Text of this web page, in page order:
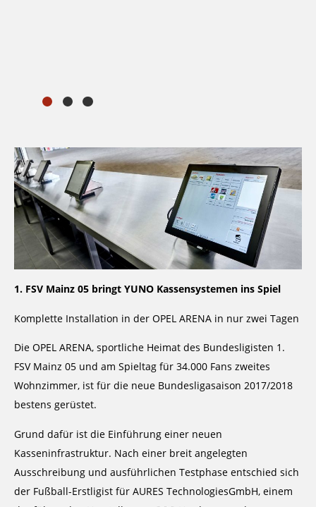
1. FSV Mainz 05 bringt YUNO Kassensystemen ins Spiel
Komplette Installation in der OPEL ARENA in nur zwei Tagen
Die OPEL ARENA, sportliche Heimat des Bundesligisten 1.
FSV Mainz 05 und am Spieltag für 34.000 Fans zweites
Wohnzimmer, ist für die neue Bundesligasaison 2017/2018
bestens gerüstet.
Grund dafür ist die Einführung einer neuen
Kasseninfrastruktur. Nach einer breit angelegten
Ausschreibung und ausführlichen Testphase entschied sich
der Fußball-Erstligist für AURES TechnologiesGmbH, einem